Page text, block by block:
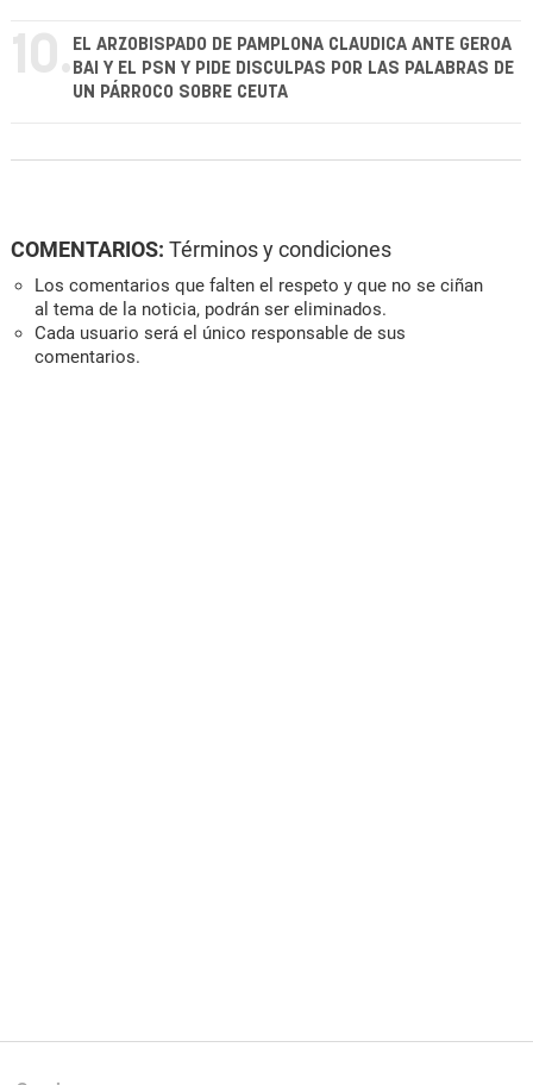
10. EL ARZOBISPADO DE PAMPLONA CLAUDICA ANTE GEROA
BAI Y EL PSN Y PIDE DISCULPAS POR LAS PALABRAS DE
UN PÁRROCO SOBRE CEUTA
COMENTARIOS: Términos y condiciones
Los comentarios que falten el respeto y que no se ciñan
al tema de la noticia, podrán ser eliminados.
Cada usuario será el único responsable de sus
comentarios.